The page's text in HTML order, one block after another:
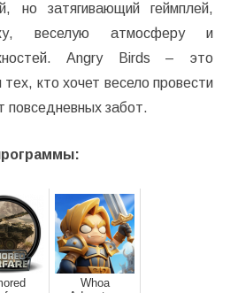
но затягивающий геймплей,
веселую атмосферу и
Angry Birds – это
кто хочет весело провести
повседневных забот.
Whoa